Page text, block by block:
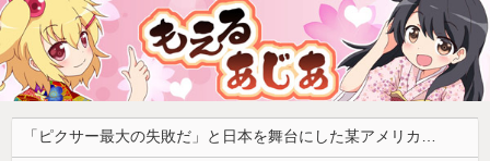
「ピクサー最大の失敗だ」と日本を舞台にした某アメリカ産アニメが話題に、日本と韓国の両方に失礼すぎるわ……